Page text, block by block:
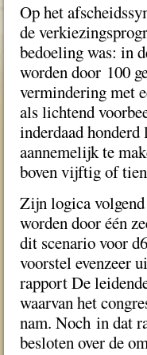
Op het
de
bedoeling was: in
worden door 100
vermindering met
als lichtend
inderdaad
aannemelijk te
boven vijftig of
Zijn logica
worden door één
dit scenario voor
voorstel evenzeer
rapport De
waarvan het
nam. Noch in dat
besloten over de